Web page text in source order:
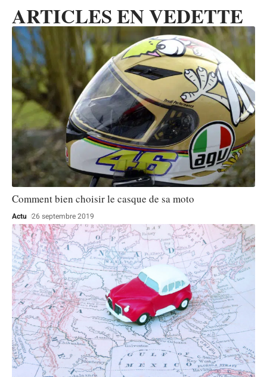
ARTICLES EN VEDETTE
Comment bien choisir le casque de sa moto
Actu 26 septembre 2019